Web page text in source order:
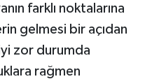
farklı noktalarına
gelmesi bir açıdan
zor durumda
rağmen